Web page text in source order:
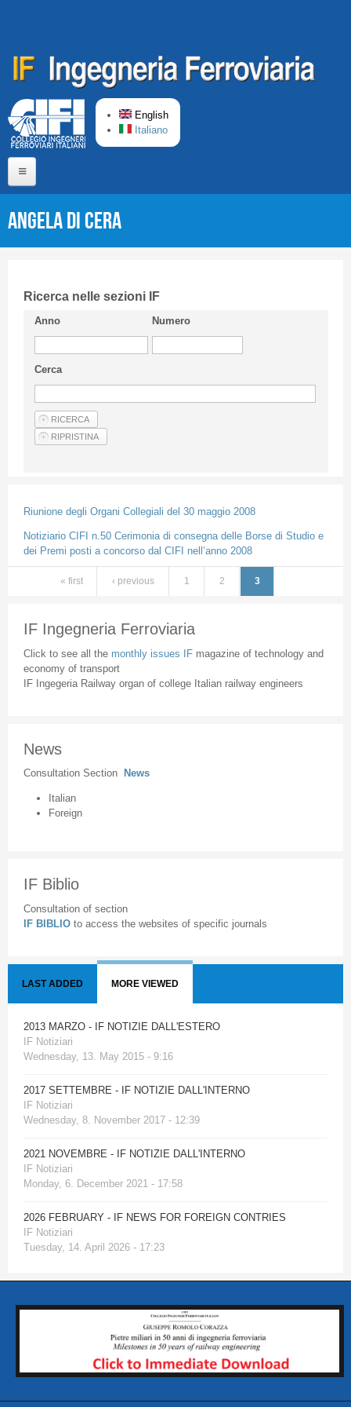
English
Italiano
Short presentation CIFI
Guideline
Privacy & Policy
Articles
Angela Di Cera
Ricerca nelle sezioni IF
Anno Numero
Cerca
Riunione degli Organi Collegiali del 30 maggio 2008
Notiziario CIFI n.50 Cerimonia di consegna delle Borse di Studio e
dei Premi posti a concorso dal CIFI nell’anno 2008
Pages« first ‹ previous 1 2 3
IF Ingegneria Ferroviaria
Click to see all the monthly issues IF magazine of technology and
economy of transport
IF Ingegeria Railway organ of college Italian railway engineers
News
Consultation Section News
Italian
Foreign
IF Biblio
Consultation of section
IF BIBLIO to access the websites of specific journals
LAST ADDED MORE VIEWED
2013 MARZO - IF NOTIZIE DALL'ESTERO
IF Notiziari
Wednesday, 13. May 2015 - 9:16
2017 SETTEMBRE - IF NOTIZIE DALL'INTERNO
IF Notiziari
Wednesday, 8. November 2017 - 12:39
2021 NOVEMBRE - IF NOTIZIE DALL'INTERNO
IF Notiziari
Monday, 6. December 2021 - 17:58
2026 FEBRUARY - IF NEWS FOR FOREIGN CONTRIES
IF Notiziari
Tuesday, 14. April 2026 - 17:23